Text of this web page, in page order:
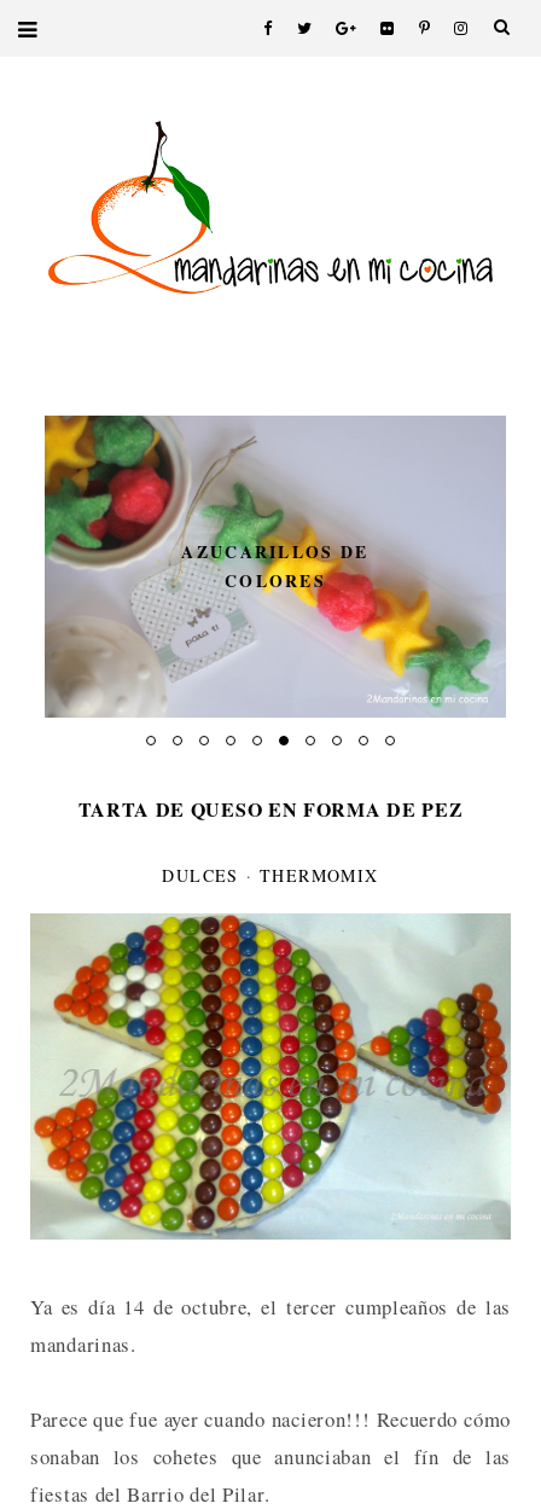
AZUCARILLOS DE
COLORES
TARTA DE QUESO EN FORMA DE PEZ
DULCES · THERMOMIX
Ya es día 14 de octubre, el tercer cumpleaños de las
mandarinas.
Parece que fue ayer cuando nacieron!!! Recuerdo cómo
sonaban los cohetes que anunciaban el fín de las
fiestas del Barrio del Pilar.